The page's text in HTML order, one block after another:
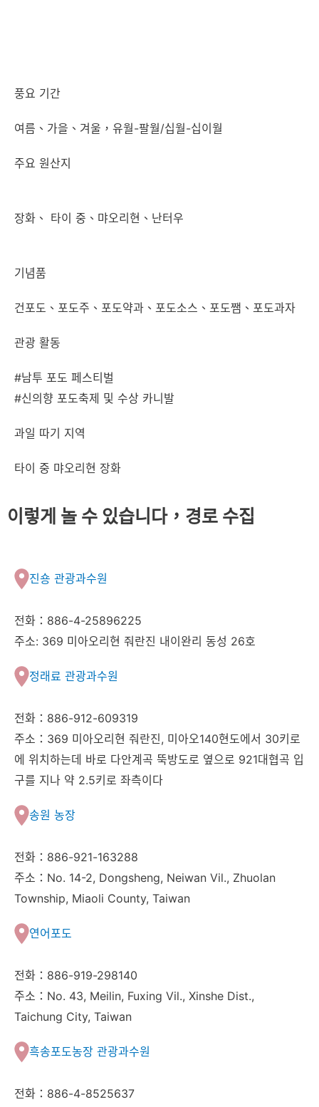
풍요 기간
여름、가을、겨울，유월-팔월/십월-십이월
주요 원산지
장화、 타이 중、먀오리현、난터우
기념품
건포도、포도주、포도약과、포도소스、포도쨈、포도과자
관광 활동
#남투 포도 페스티벌
#신의향 포도축제 및 수상 카니발
과일 따기 지역
타이 중 먀오리현 장화
이렇게 놀 수 있습니다，경로 수집
진숑 관광과수원
전화：886-4-25896225
주소: 369 미아오리현 줘란진 내이완리 동성 26호
정래료 관광과수원
전화：886-912-609319
주소：369 미아오리현 줘란진, 미아오140현도에서 30키로
에 위치하는데 바로 다안계곡 뚝방도로 옆으로 921대협곡 입
구를 지나 약 2.5키로 좌측이다
송원 농장
전화：886-921-163288
주소：No. 14-2, Dongsheng, Neiwan Vil., Zhuolan
Township, Miaoli County, Taiwan
연어포도
전화：886-919-298140
주소：No. 43, Meilin, Fuxing Vil., Xinshe Dist.,
Taichung City, Taiwan
흑송포도농장 관광과수원
전화：886-4-8525637